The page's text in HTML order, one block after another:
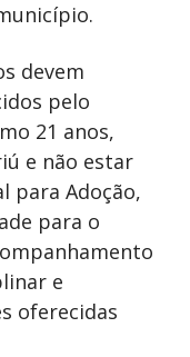
devem
pelo
21 anos,
e não estar
para Adoção,
para o
e
oferecidas